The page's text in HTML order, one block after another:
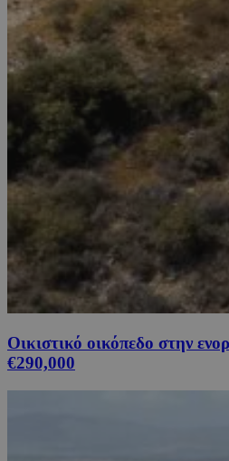
Οικιστικό οικόπεδο στην
€290,000